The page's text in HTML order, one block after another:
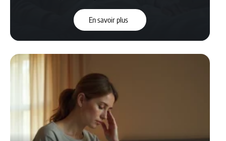
En savoir plus